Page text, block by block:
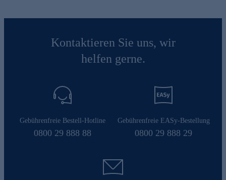
Kontaktieren Sie uns, wir
helfen gerne.
Gebührenfreie Bestell-Hotline
0800 29 888 88
Gebührenfreie EASy-Bestellung
0800 29 888 29